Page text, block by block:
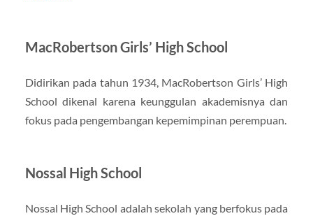
MacRobertson Girls’ High School
Didirikan pada tahun 1934, MacRobertson Girls’ High
School dikenal karena keunggulan akademisnya dan
fokus pada pengembangan kepemimpinan perempuan.
Nossal High School
Nossal High School adalah sekolah yang berfokus pada